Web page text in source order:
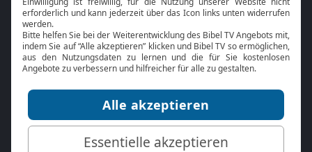
Sozialen Medien
Online Bibeloder derBibel-App
BibelTV können Sie die Bibeltexte während
des Gottesdienstes jederzeit mitlesen.